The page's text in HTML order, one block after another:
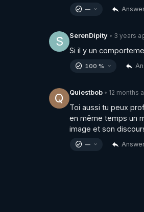
—
S SerenDipity • 3 years
Si il y un
100 %
Q Quiestbob • 12 months
Toi aussi tu peux
en même temps un
image et son
—